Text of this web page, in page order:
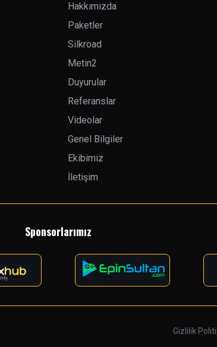
Hakkımızda
Paketler
Silkroad
Metin2
Duyurular
Referanslar
Videolar
Genel Bilgiler
Ekibimiz
İletişim
Sponsorlarımız
Gizlilik